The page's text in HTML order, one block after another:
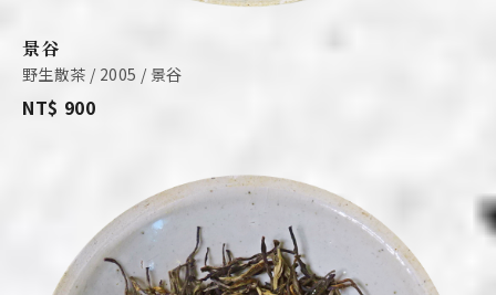
景谷
野生散茶 / 2005 / 景谷
NT$ 900